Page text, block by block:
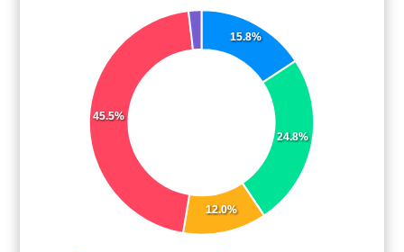
15.8%
24.8%
12.0%
45.5%